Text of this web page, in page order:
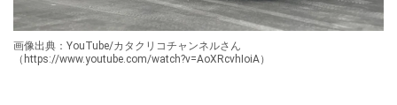
画像出典：YouTube/カタクリコチャンネルさん
（https://www.youtube.com/watch?v=AoXRcvhIoiA）